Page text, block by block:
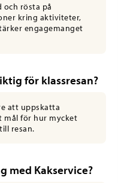
och rösta på
kring aktiviteter,
engagemanget
för klassresan?
att uppskatta
för hur mycket
resan.
med Kakservice?